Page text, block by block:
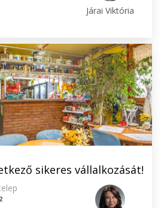
Járai Viktória
sikeres vállalkozását!
2